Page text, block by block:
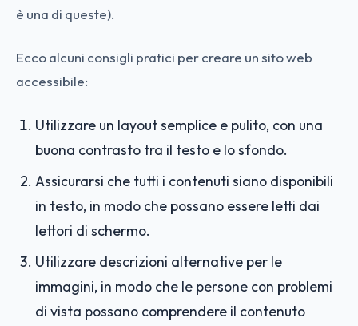
è una di queste).
Ecco alcuni consigli pratici per creare un sito web
accessibile:
Utilizzare un layout semplice e pulito, con una
buona contrasto tra il testo e lo sfondo.
Assicurarsi che tutti i contenuti siano disponibili
in testo, in modo che possano essere letti dai
lettori di schermo.
Utilizzare descrizioni alternative per le
immagini, in modo che le persone con problemi
di vista possano comprendere il contenuto